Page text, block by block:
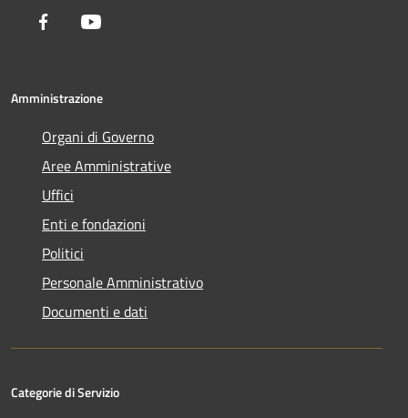
Facebook
Amministrazione
Organi di Governo
Aree Amministrative
Uffici
Enti e fondazioni
Politici
Personale Amministrativo
Documenti e dati
Categorie di Servizio